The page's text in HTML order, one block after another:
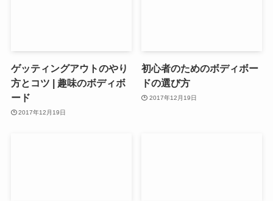
ゲッティングアウトのやり
方とコツ | 趣味のボディボ
ード
2017年12月19日
初心者のためのボディボー
ドの選び方
2017年12月19日